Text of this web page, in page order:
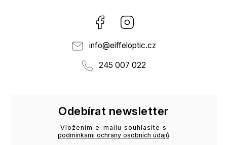
Facebook
info@eiffeloptic.cz
245 007 022
Odebírat newsletter
Vložením e-mailu souhlasíte s
podmínkami ochrany osobních údajů